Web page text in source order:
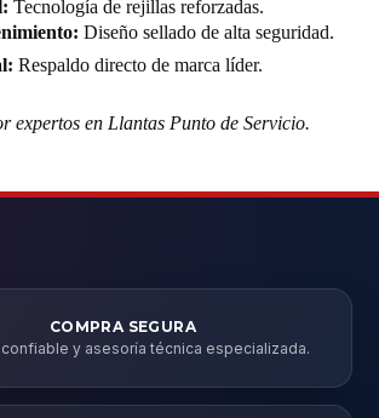
Tecnología de rejillas reforzadas.
Diseño sellado de alta seguridad.
Respaldo directo de marca líder.
expertos en Llantas Punto de Servicio.
COMPRA SEGURA
y asesoría técnica especializada.